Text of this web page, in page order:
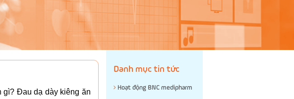
gì? Đau dạ dày kiêng ăn
Danh mục tin tức
Hoạt động BNC medipharm